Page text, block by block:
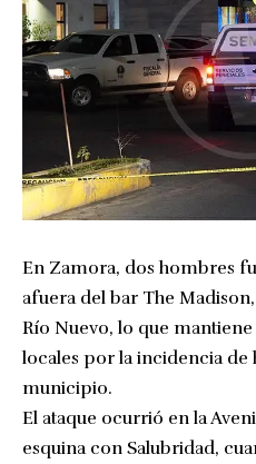
En Zamora, dos hombres
afuera del bar The
Río Nuevo, lo que
locales por la incidencia de
municipio.
El ataque ocurrió en la
esquina con Salubridad,